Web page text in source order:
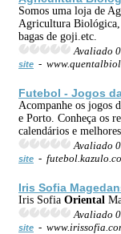
Somos uma loja de
Agricultura Biológica,
bagas de goji.etc.
Avaliado
site -
Futebol - Jogos
Acompanhe os jogos
e Porto. Conheça os
calendários e
Avaliado
site -
Iris Sofia
Iris Sofia Oriental
Avaliado
site -